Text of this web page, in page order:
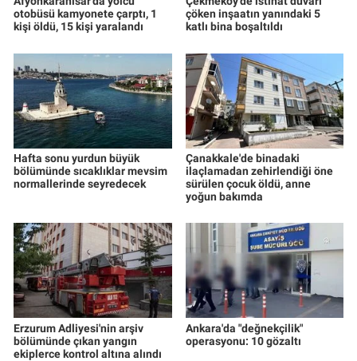
otobüsü kamyonete çarptı, 1
kişi öldü, 15 kişi yaralandı
çöken inşaatın yanındaki 5
katlı bina boşaltıldı
Hafta sonu yurdun büyük
bölümünde sıcaklıklar mevsim
normallerinde seyredecek
Çanakkale'de binadaki
ilaçlamadan zehirlendiği öne
sürülen çocuk öldü, anne
yoğun bakımda
Erzurum Adliyesi'nin arşiv
bölümünde çıkan yangın
ekiplerce kontrol altına alındı
Ankara'da "değnekçilik"
operasyonu: 10 gözaltı